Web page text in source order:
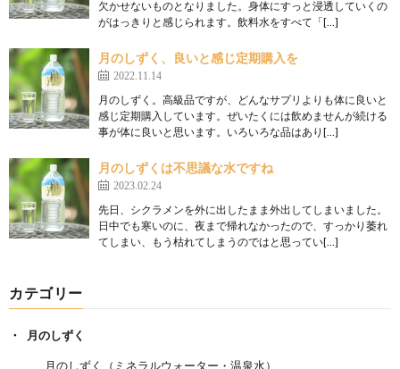
欠かせないものとなりました。身体にすっと浸透していくの
がはっきりと感じられます。飲料水をすべて「[…]
月のしずく、良いと感じ定期購入を
2022.11.14
月のしずく。高級品ですが、どんなサプリよりも体に良いと
感じ定期購入しています。ぜいたくには飲めませんが続ける
事が体に良いと思います。いろいろな品はあり[…]
月のしずくは不思議な水ですね
2023.02.24
先日、シクラメンを外に出したまま外出してしまいました。
日中でも寒いのに、夜まで帰れなかったので、すっかり萎れ
てしまい、もう枯れてしまうのではと思ってい[…]
カテゴリー
月のしずく
月のしずく（ミネラルウォーター・温泉水）